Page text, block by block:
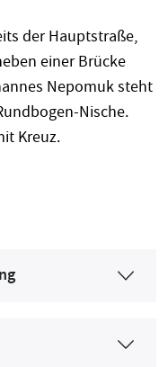
der Hauptstraße,
einer Brücke
Nepomuk steht
Nische.
Kreuz.